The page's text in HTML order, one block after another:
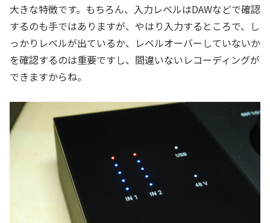
大きな特徴です。もちろん、入力レベルはDAWなどで確認
するのも手ではありますが、やはり入力するところで、し
っかりレベルが出ているか、レベルオーバーしていないか
を確認するのは重要ですし、間違いないレコーディングが
できますからね。